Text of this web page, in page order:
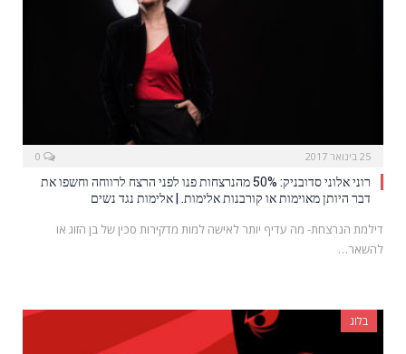
25 בינואר 2017
רוני אלוני סדובניק: 50% מהנרצחות פנו לפני הרצח לרווחה וחשפו את
דבר היותן מאוימות או קורבנות אלימות. | אלימות נגד נשים
דילמת הנרצחת- מה עדיף יותר לאישה למות מדקירות סכין של בן הזוג או
להשאר…
בלוג